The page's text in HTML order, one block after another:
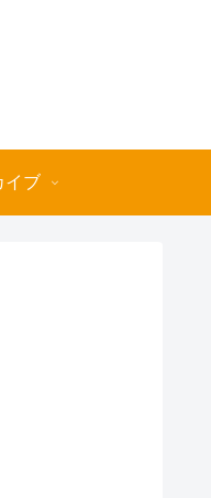
イブ